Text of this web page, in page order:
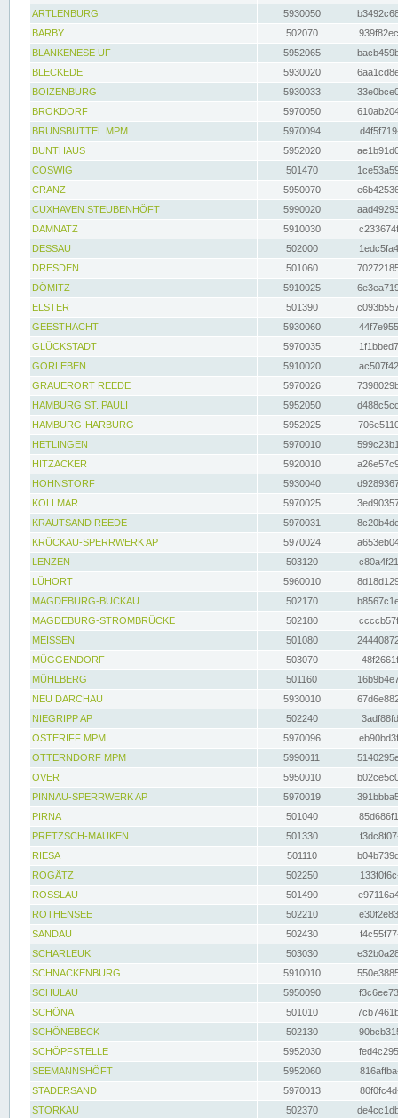
ARTLENBURG
5930050
BARBY
502070
BLANKENESE UF
5952065
BLECKEDE
5930020
BOIZENBURG
5930033
BROKDORF
5970050
BRUNSBÜTTEL MPM
5970094
BUNTHAUS
5952020
COSWIG
501470
CRANZ
5950070
CUXHAVEN STEUBENHÖFT
5990020
DAMNATZ
5910030
DESSAU
502000
DRESDEN
501060
DÖMITZ
5910025
ELSTER
501390
GEESTHACHT
5930060
GLÜCKSTADT
5970035
GORLEBEN
5910020
GRAUERORT REEDE
5970026
HAMBURG ST. PAULI
5952050
HAMBURG-HARBURG
5952025
HETLINGEN
5970010
HITZACKER
5920010
HOHNSTORF
5930040
KOLLMAR
5970025
KRAUTSAND REEDE
5970031
KRÜCKAU-SPERRWERK AP
5970024
LENZEN
503120
LÜHORT
5960010
MAGDEBURG-BUCKAU
502170
MAGDEBURG-STROMBRÜCKE
502180
MEISSEN
501080
MÜGGENDORF
503070
MÜHLBERG
501160
NEU DARCHAU
5930010
NIEGRIPP AP
502240
OSTERIFF MPM
5970096
OTTERNDORF MPM
5990011
OVER
5950010
PINNAU-SPERRWERK AP
5970019
PIRNA
501040
PRETZSCH-MAUKEN
501330
RIESA
501110
ROGÄTZ
502250
ROSSLAU
501490
ROTHENSEE
502210
SANDAU
502430
SCHARLEUK
503030
SCHNACKENBURG
5910010
SCHULAU
5950090
SCHÖNA
501010
SCHÖNEBECK
502130
SCHÖPFSTELLE
5952030
SEEMANNSHÖFT
5952060
STADERSAND
5970013
STORKAU
502370